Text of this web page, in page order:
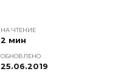
НА ЧТЕНИЕ
2 мин
ОБНОВЛЕНО
25.06.2019